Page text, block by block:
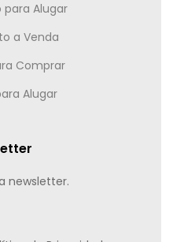
Alugar
a Venda
Comprar
Alugar
newsletter.